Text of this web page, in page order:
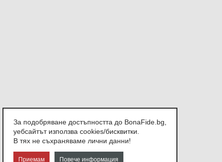
За подобряване достъпността до BonaFide.bg,
уебсайтът използва cookies/бисквитки.
В тях не съхраняваме лични данни!
Приемам Повече информация